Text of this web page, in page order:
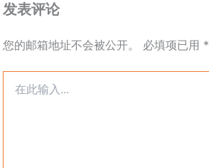
发表评论
您的邮箱地址不会被公开。 必填项已用 *